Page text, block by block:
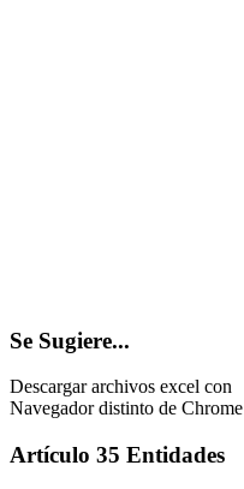
Se Sugiere...
Descargar archivos excel con
Navegador distinto de Chrome
Artículo 35 Entidades